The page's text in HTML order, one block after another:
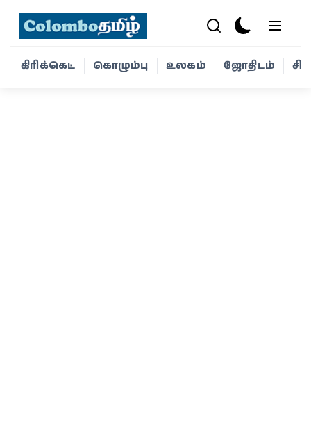
கிரிக்கெட் கொழும்பு உலகம் ஜோதிடம்